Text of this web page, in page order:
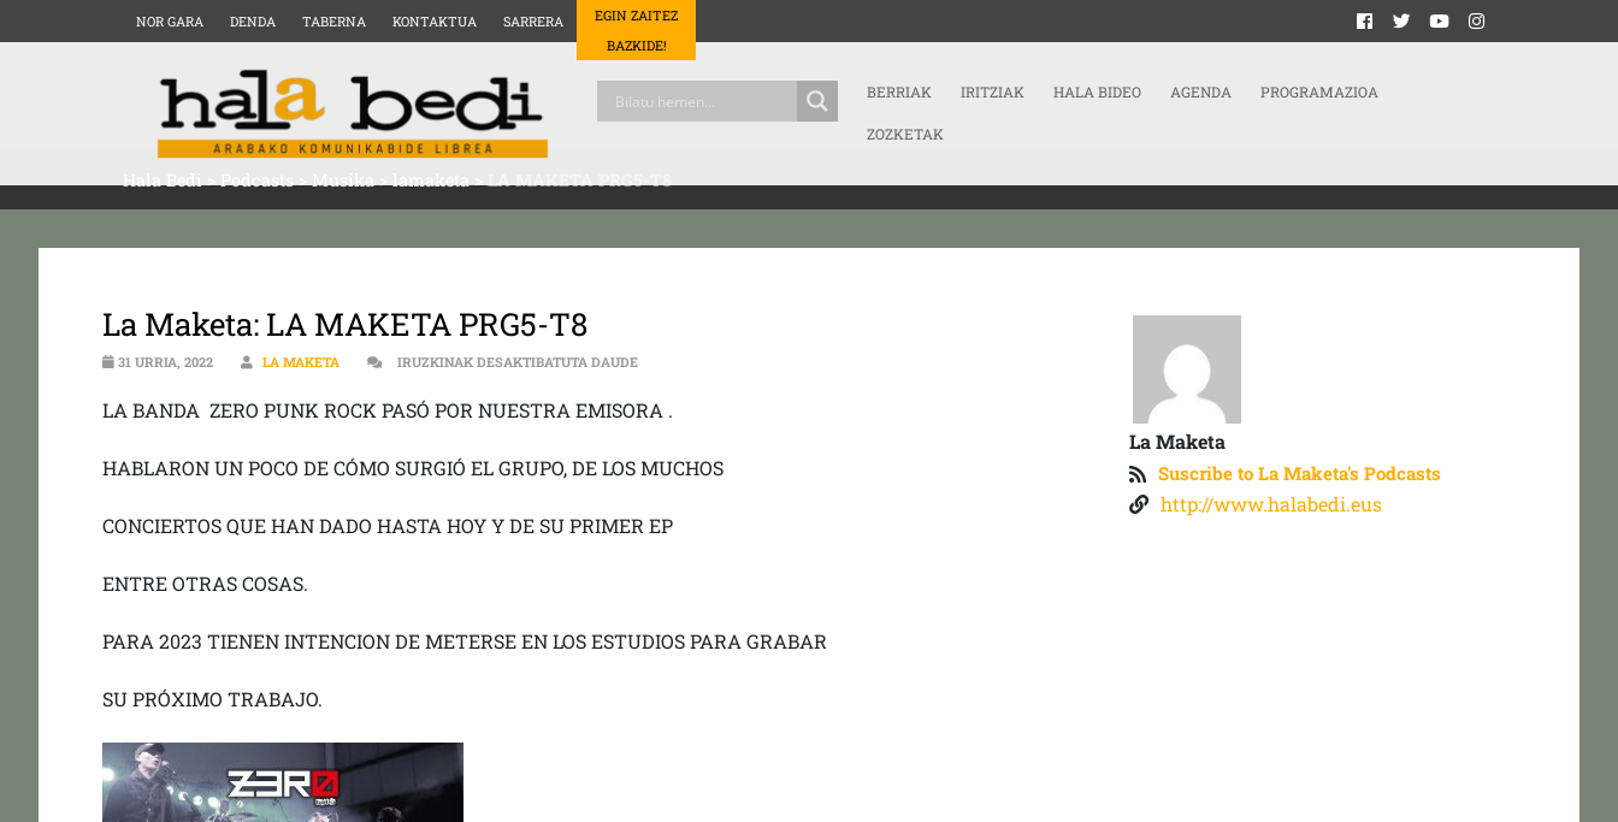
NOR GARA DENDA TABERNA KONTAKTUA SARRERA
EGIN ZAITEZ
BAZKIDE!
BERRIAK IRITZIAK HALA BIDEO AGENDA PROGRAMAZIOA
ZOZKETAK
Hala Bedi>Podcasts>Musika>lamaketa>LA MAKETA PRG5-T8
La Maketa: LA MAKETA PRG5-T8
31 URRIA, 2022 LA MAKETA IRUZKINAK DESAKTIBATUTA DAUDELA MAKETA PRG5-T8 SARRERAN
LA BANDA ZERO PUNK ROCK PASÓ POR NUESTRA EMISORA .
HABLARON UN POCO DE CÓMO SURGIÓ EL GRUPO, DE LOS MUCHOS
CONCIERTOS QUE HAN DADO HASTA HOY Y DE SU PRIMER EP
ENTRE OTRAS COSAS.
PARA 2023 TIENEN INTENCION DE METERSE EN LOS ESTUDIOS PARA GRABAR
SU PRÓXIMO TRABAJO.
La Maketa
Suscribe to La Maketa's Podcasts
http://www.halabedi.eus